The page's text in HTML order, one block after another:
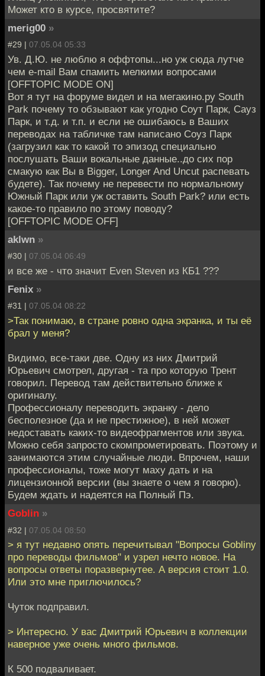
Может кто в курсе, просвятите?
merig00 »
#29 | 07.05.04 05:33
Ув. Д.Ю. не люблю я оффтопы...но уж сюда лутче
чем e-mail Вам спамить мелкими вопросами
[OFFTOPIC MODE ON]
Вот я тут на форуме видел и на мегакино.ру South
Park почему то обзывают как угодно Соут Парк, Сауз
Парк, и т.д. и т.п. и если не ошибаюсь в Ваших
переводах на табличке там написано Соуз Парк
(загрузил как то какой то эпизод специально
послушать Ваши вокальные данные..до сих пор
смакую как Вы в Bigger, Longer And Uncut распевать
будете). Так почему не перевести по нормальному
Южный Парк или уж оставить South Park? или есть
какое-то правило по этому поводу?
[OFFTOPIC MODE OFF]
aklwn »
#30 | 07.05.04 06:49
и все же - что значит Even Steven из КБ1 ???
Fenix »
#31 | 07.05.04 08:22
>Так понимаю, в стране ровно одна экранка, и ты её
брал у меня?
Видимо, все-таки две. Одну из них Дмитрий
Юрьевич смотрел, другая - та про которую Трент
говорил. Перевод там действительно ближе к
оригиналу.
Профессионалу переводить экранку - дело
бесполезное (да и не престижное), в ней может
недоставать каких-то видеофрагментов или звука.
Можно себя запросто скомпрометировать. Поэтому и
занимаются этим случайные люди. Впрочем, наши
профессионалы, тоже могут маху дать и на
лицензионной версии (вы знаете о чем я говорю).
Будем ждать и надеятся на Полный Пэ.
Goblin »
#32 | 07.05.04 08:50
> я тут недавно опять перечитывал "Вопросы Goblinу
про переводы фильмов" и узрел нечто новое. На
вопросы ответы поразвернутее. А версия стоит 1.0.
Или это мне приглючилось?
Чуток подправил.
> Интересно. У вас Дмитрий Юрьевич в коллекции
наверное уже очень много фильмов.
К 500 подваливает.